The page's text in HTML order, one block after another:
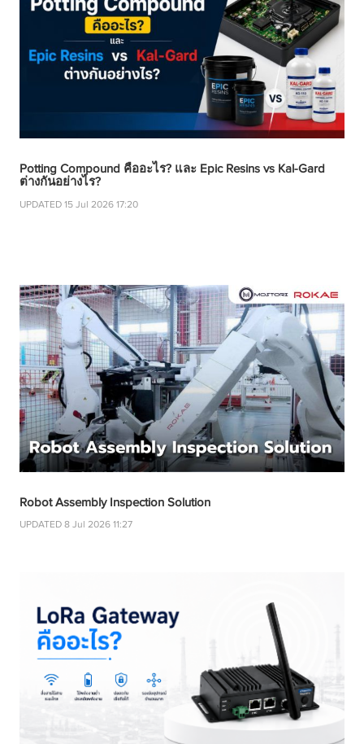
Potting Compound คืออะไร? และ Epic Resins vs Kal-Gard
ต่างกันอย่างไร?
UPDATED 15 Jul 2026 17:20
Robot Assembly Inspection Solution
UPDATED 8 Jul 2026 11:27